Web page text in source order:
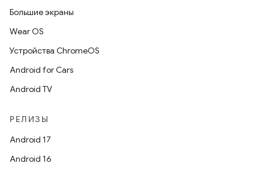
Большие экраны
Wear OS
Устройства ChromeOS
Android for Cars
Android TV
РЕЛИЗЫ
Android 17
Android 16